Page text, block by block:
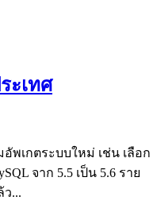
ะเทศ
พเกตระบบใหม่ เช่น เลือก
จาก 5.5 เป็น 5.6 ราย
ว...